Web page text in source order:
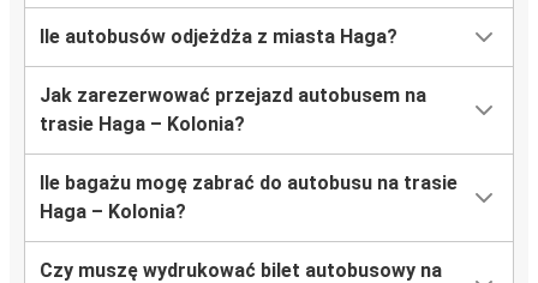
Ile autobusów odjeżdża z miasta Haga?
Jak zarezerwować przejazd autobusem na
trasie Haga – Kolonia?
Ile bagażu mogę zabrać do autobusu na trasie
Haga – Kolonia?
Czy muszę wydrukować bilet autobusowy na